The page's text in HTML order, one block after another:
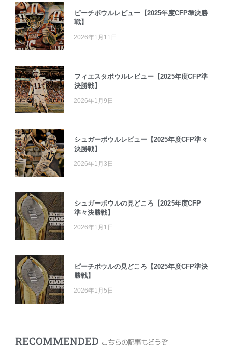
ピーチボウルレビュー【2025年度CFP準決勝
戦】
2026年1月11日
フィエスタボウルレビュー【2025年度CFP準
決勝戦】
2026年1月9日
シュガーボウルレビュー【2025年度CFP準々
決勝戦】
2026年1月3日
シュガーボウルの見どころ【2025年度CFP
準々決勝戦】
2026年1月1日
ピーチボウルの見どころ【2025年度CFP準決
勝戦】
2026年1月5日
RECOMMENDED こちらの記事もどうぞ